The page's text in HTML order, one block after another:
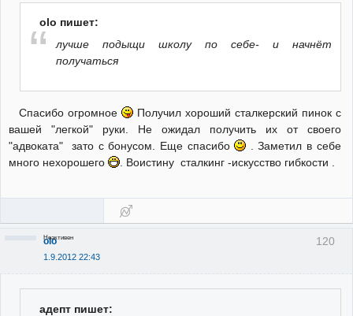
olo пишет:
лучше подыщи школу по себе- и начнёт
получаться
Спасибо огромное
Получил хороший сталкерский пинок с
вашей "легкой" руки. Не ожидал получить их от своего
"адвоката" зато с бонусом. Еще спасибо
. Заметил в себе
много нехорошего
. Воистину сталкинг -искусство гибкости .
120
olo
1.9.2012 22:43
Неактивен
адепт пишет: